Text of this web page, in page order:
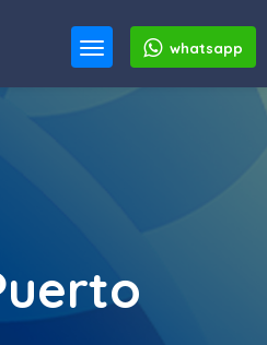
whatsapp